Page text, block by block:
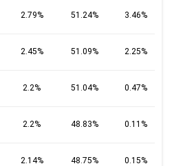
2.79% 51.24% 3.46%
2.45% 51.09% 2.25%
2.2% 51.04% 0.47%
2.2% 48.83% 0.11%
2.14% 48.75% 0.15%